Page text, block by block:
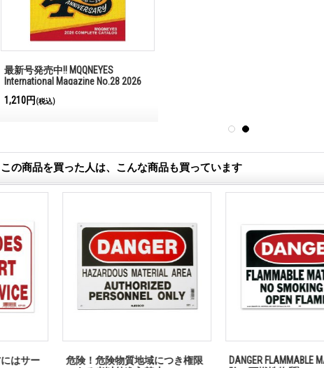
最新号発売中!! MQQNEYES
International Magazine No.28 2026
1,210円 (税込)
この商品を買った人は、こんな商品も買っています
危険！危険物質地域につき権限
DANGER FLAMMABLE MATERIAL (危